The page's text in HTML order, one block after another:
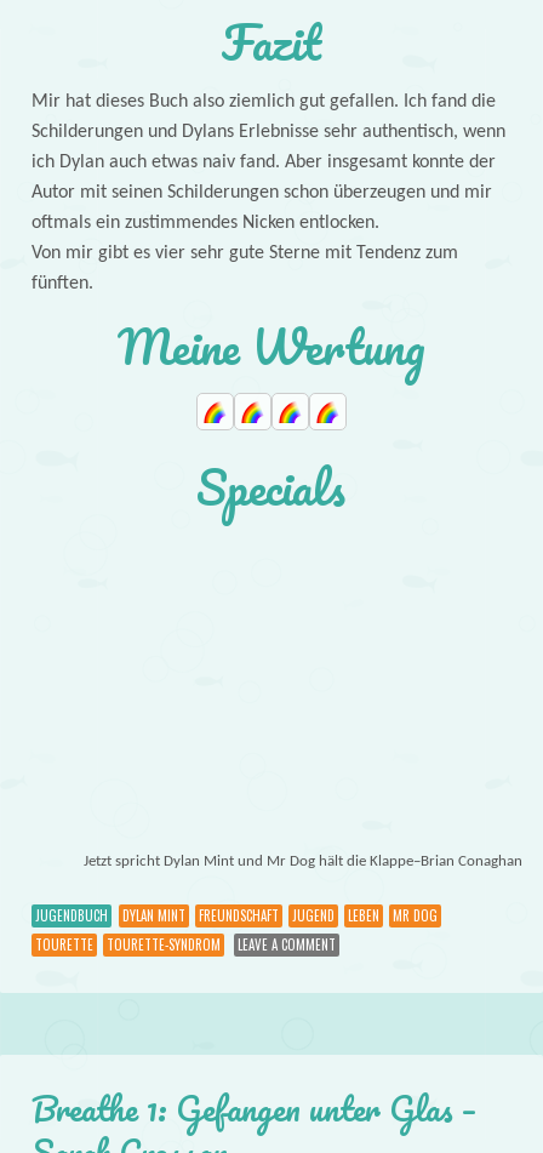
Fazit
Mir hat dieses Buch also ziemlich gut gefallen. Ich fand die
Schilderungen und Dylans Erlebnisse sehr authentisch, wenn
ich Dylan auch etwas naiv fand. Aber insgesamt konnte der
Autor mit seinen Schilderungen schon überzeugen und mir
oftmals ein zustimmendes Nicken entlocken.
Von mir gibt es vier sehr gute Sterne mit Tendenz zum
fünften.
Meine Wertung
Specials
Jetzt spricht Dylan Mint und Mr Dog hält die Klappe–Brian Conaghan
JUGENDBUCH DYLAN MINT FREUNDSCHAFT JUGEND LEBEN
MR DOG
TOURETTE
TOURETTE-SYNDROM LEAVE A COMMENT
Breathe 1: Gefangen unter Glas –